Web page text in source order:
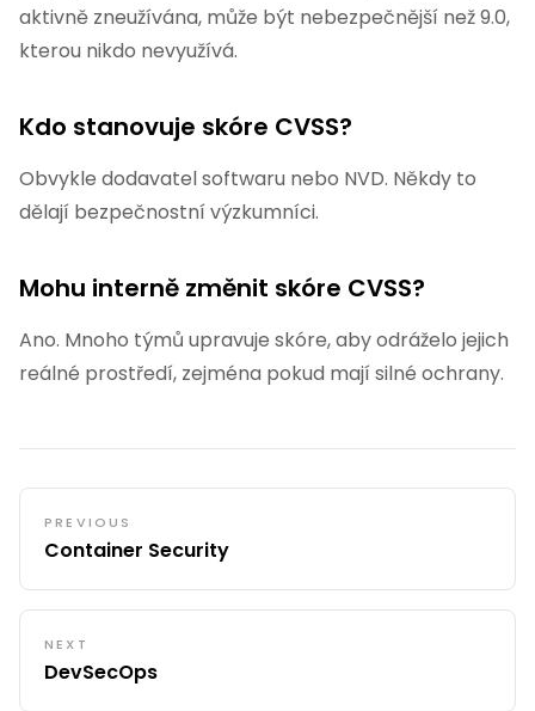
aktivně zneužívána, může být nebezpečnější než 9.0,
kterou nikdo nevyužívá.
Kdo stanovuje skóre CVSS?
Obvykle dodavatel softwaru nebo NVD. Někdy to
dělají bezpečnostní výzkumníci.
Mohu interně změnit skóre CVSS?
Ano. Mnoho týmů upravuje skóre, aby odráželo jejich
reálné prostředí, zejména pokud mají silné ochrany.
PREVIOUS
Container Security
NEXT
DevSecOps